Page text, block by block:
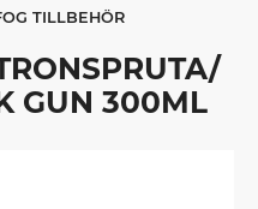
TILLBEHÖR
GUN 300ML